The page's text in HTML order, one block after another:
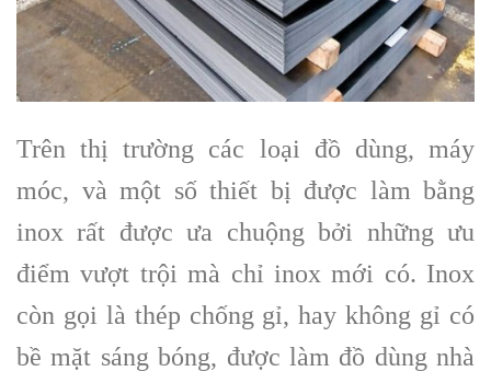
Trên thị trường các loại đồ dùng, máy
móc, và một số thiết bị được làm bằng
inox rất được ưa chuộng bởi những ưu
điểm vượt trội mà chỉ inox mới có. Inox
còn gọi là thép chống gỉ, hay không gỉ có
bề mặt sáng bóng, được làm đồ dùng nhà